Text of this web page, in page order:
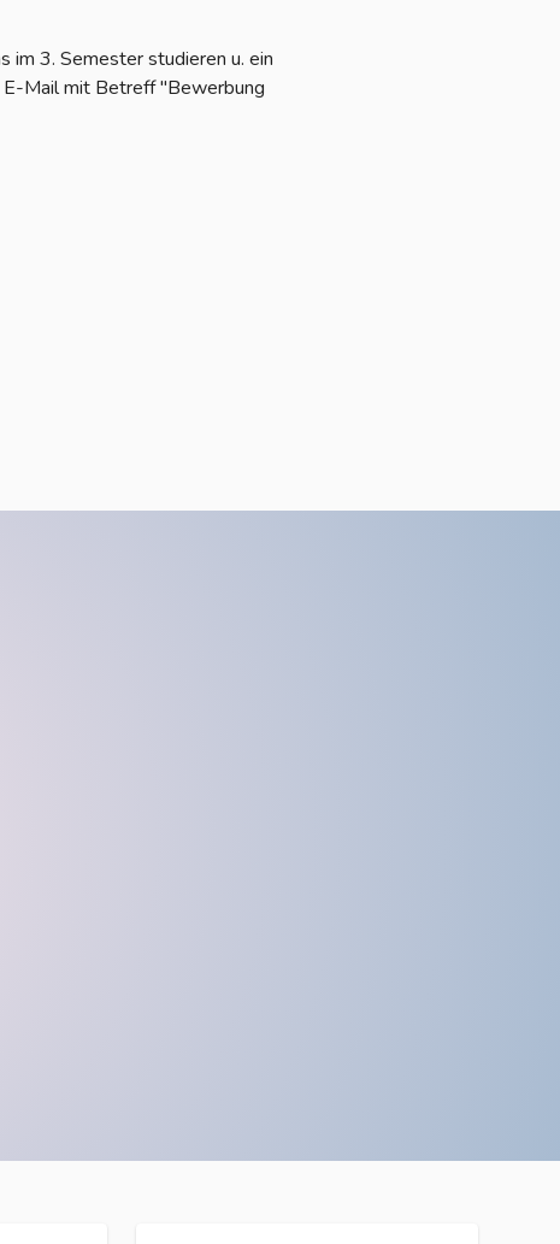
3. Semester studieren u. ein
Mail mit Betreff "Bewerbung